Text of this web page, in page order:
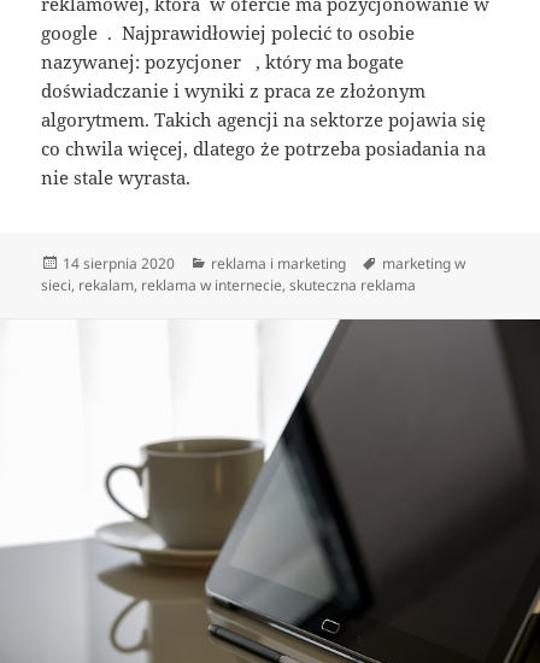
google . Najprawidłowiej polecić to osobie
nazywanej: pozycjoner , który ma bogate
doświadczanie i wyniki z praca ze złożonym
algorytmem. Takich agencji na sektorze pojawia się
co chwila więcej, dlatego że potrzeba posiadania na
nie stale wyrasta.
Data
publikacji
14 sierpnia 2020 Kategorie
reklama i marketing Tagi
marketing w
sieci, rekalam, reklama w internecie,skuteczna reklama